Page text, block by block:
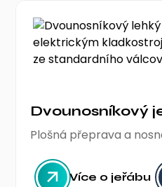
Dvounosníkový
Plošná přeprava a
Více o jeřábu